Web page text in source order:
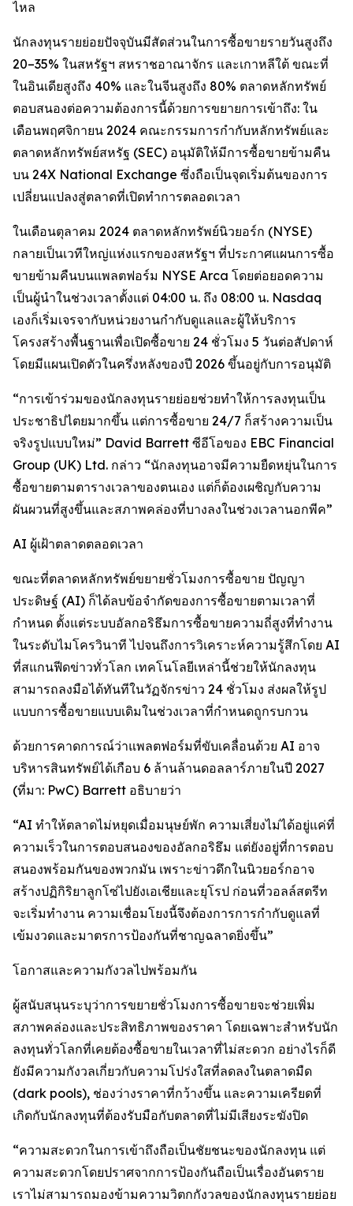
ไหล
นักลงทุนรายย่อยปัจจุบันมีสัดส่วนในการซื้อขายรายวันสูงถึง
20–35% ในสหรัฐฯ สหราชอาณาจักร และเกาหลีใต้ ขณะที่
ในอินเดียสูงถึง 40% และในจีนสูงถึง 80% ตลาดหลักทรัพย์
ตอบสนองต่อความต้องการนี้ด้วยการขยายการเข้าถึง: ใน
เดือนพฤศจิกายน 2024 คณะกรรมการกำกับหลักทรัพย์และ
ตลาดหลักทรัพย์สหรัฐ (SEC) อนุมัติให้มีการซื้อขายข้ามคืน
บน 24X National Exchange ซึ่งถือเป็นจุดเริ่มต้นของการ
เปลี่ยนแปลงสู่ตลาดที่เปิดทำการตลอดเวลา
ในเดือนตุลาคม 2024 ตลาดหลักทรัพย์นิวยอร์ก (NYSE)
กลายเป็นเวทีใหญ่แห่งแรกของสหรัฐฯ ที่ประกาศแผนการซื้อ
ขายข้ามคืนบนแพลตฟอร์ม NYSE Arca โดยต่อยอดความ
เป็นผู้นำในช่วงเวลาตั้งแต่ 04:00 น. ถึง 08:00 น. Nasdaq
เองก็เริ่มเจรจากับหน่วยงานกำกับดูแลและผู้ให้บริการ
โครงสร้างพื้นฐานเพื่อเปิดซื้อขาย 24 ชั่วโมง 5 วันต่อสัปดาห์
โดยมีแผนเปิดตัวในครึ่งหลังของปี 2026 ขึ้นอยู่กับการอนุมัติ
“การเข้าร่วมของนักลงทุนรายย่อยช่วยทำให้การลงทุนเป็น
ประชาธิปไตยมากขึ้น แต่การซื้อขาย 24/7 ก็สร้างความเป็น
จริงรูปแบบใหม่” David Barrett ซีอีโอของ EBC Financial
Group (UK) Ltd. กล่าว “นักลงทุนอาจมีความยืดหยุ่นในการ
ซื้อขายตามตารางเวลาของตนเอง แต่ก็ต้องเผชิญกับความ
ผันผวนที่สูงขึ้นและสภาพคล่องที่บางลงในช่วงเวลานอกพีค”
AI ผู้เฝ้าตลาดตลอดเวลา
ขณะที่ตลาดหลักทรัพย์ขยายชั่วโมงการซื้อขาย ปัญญา
ประดิษฐ์ (AI) ก็ได้ลบข้อจำกัดของการซื้อขายตามเวลาที่
กำหนด ตั้งแต่ระบบอัลกอริธึมการซื้อขายความถี่สูงที่ทำงาน
ในระดับไมโครวินาที ไปจนถึงการวิเคราะห์ความรู้สึกโดย AI
ที่สแกนฟีดข่าวทั่วโลก เทคโนโลยีเหล่านี้ช่วยให้นักลงทุน
สามารถลงมือได้ทันทีในวัฏจักรข่าว 24 ชั่วโมง ส่งผลให้รูป
แบบการซื้อขายแบบเดิมในช่วงเวลาที่กำหนดถูกรบกวน
ด้วยการคาดการณ์ว่าแพลตฟอร์มที่ขับเคลื่อนด้วย AI อาจ
บริหารสินทรัพย์ได้เกือบ 6 ล้านล้านดอลลาร์ภายในปี 2027
(ที่มา: PwC) Barrett อธิบายว่า
“AI ทำให้ตลาดไม่หยุดเมื่อมนุษย์พัก ความเสี่ยงไม่ได้อยู่แค่ที่
ความเร็วในการตอบสนองของอัลกอริธึม แต่ยังอยู่ที่การตอบ
สนองพร้อมกันของพวกมัน เพราะข่าวดึกในนิวยอร์กอาจ
สร้างปฏิกิริยาลูกโซ่ไปยังเอเชียและยุโรป ก่อนที่วอลล์สตรีท
จะเริ่มทำงาน ความเชื่อมโยงนี้จึงต้องการการกำกับดูแลที่
เข้มงวดและมาตรการป้องกันที่ชาญฉลาดยิ่งขึ้น”
โอกาสและความกังวลไปพร้อมกัน
ผู้สนับสนุนระบุว่าการขยายชั่วโมงการซื้อขายจะช่วยเพิ่ม
สภาพคล่องและประสิทธิภาพของราคา โดยเฉพาะสำหรับนัก
ลงทุนทั่วโลกที่เคยต้องซื้อขายในเวลาที่ไม่สะดวก อย่างไรก็ดี
ยังมีความกังวลเกี่ยวกับความโปร่งใสที่ลดลงในตลาดมืด
(dark pools), ช่องว่างราคาที่กว้างขึ้น และความเครียดที่
เกิดกับนักลงทุนที่ต้องรับมือกับตลาดที่ไม่มีเสียงระฆังปิด
“ความสะดวกในการเข้าถึงถือเป็นชัยชนะของนักลงทุน แต่
ความสะดวกโดยปราศจากการป้องกันถือเป็นเรื่องอันตราย
เราไม่สามารถมองข้ามความวิตกกังวลของนักลงทุนรายย่อย